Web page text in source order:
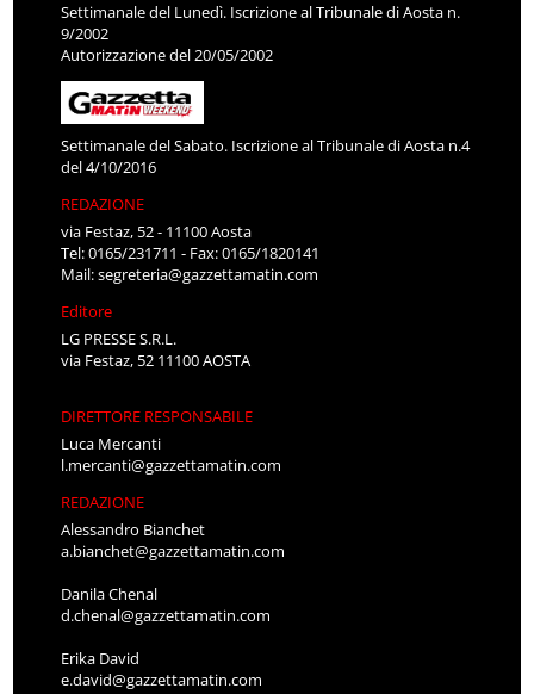
Settimanale del Lunedì. Iscrizione al Tribunale di Aosta n.
9/2002
Autorizzazione del 20/05/2002
Settimanale del Sabato. Iscrizione al Tribunale di Aosta n.4
del 4/10/2016
REDAZIONE
via Festaz, 52 - 11100 Aosta
Tel: 0165/231711 - Fax: 0165/1820141
Mail:segreteria@gazzettamatin.com
Editore
LG PRESSE S.R.L.
via Festaz, 52 11100 AOSTA
DIRETTORE RESPONSABILE
Luca Mercanti
l.mercanti@gazzettamatin.com
REDAZIONE
Alessandro Bianchet
a.bianchet@gazzettamatin.com
Danila Chenal
d.chenal@gazzettamatin.com
Erika David
e.david@gazzettamatin.com